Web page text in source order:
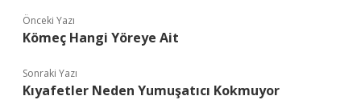
Önceki Yazı
Kömeç Hangi Yöreye Ait
Sonraki Yazı
Kıyafetler Neden Yumuşatıcı Kokmuyor